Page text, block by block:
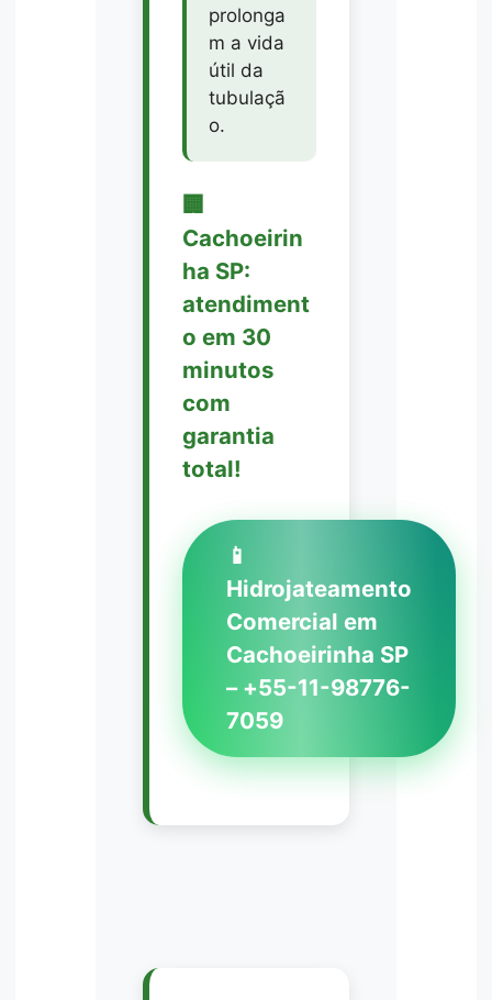
prolonga
m a vida
útil da
tubulaçã
o.
🏢
Cachoeirin
ha SP:
atendiment
o em 30
minutos
com
garantia
total!
📱
Hidrojateamento
Comercial em
Cachoeirinha SP
– +55-11-98776-
7059